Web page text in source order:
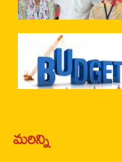
మరిన్ని